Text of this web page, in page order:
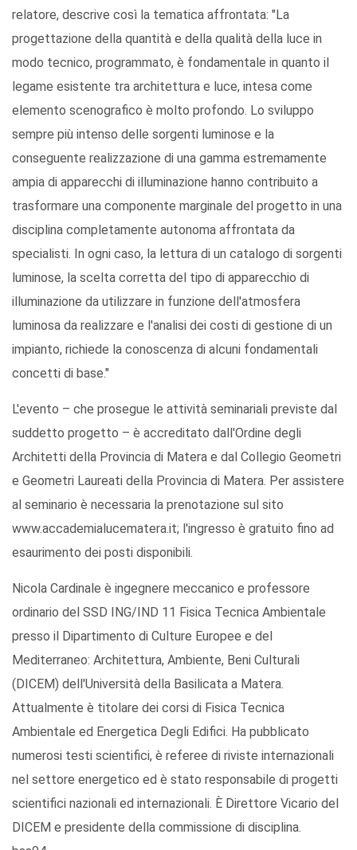
relatore, descrive così la tematica affrontata: "La
progettazione della quantità e della qualità della luce in
modo tecnico, programmato, è fondamentale in quanto il
legame esistente tra architettura e luce, intesa come
elemento scenografico è molto profondo. Lo sviluppo
sempre più intenso delle sorgenti luminose e la
conseguente realizzazione di una gamma estremamente
ampia di apparecchi di illuminazione hanno contribuito a
trasformare una componente marginale del progetto in una
disciplina completamente autonoma affrontata da
specialisti. In ogni caso, la lettura di un catalogo di sorgenti
luminose, la scelta corretta del tipo di apparecchio di
illuminazione da utilizzare in funzione dell'atmosfera
luminosa da realizzare e l'analisi dei costi di gestione di un
impianto, richiede la conoscenza di alcuni fondamentali
concetti di base."
L'evento – che prosegue le attività seminariali previste dal
suddetto progetto – è accreditato dall'Ordine degli
Architetti della Provincia di Matera e dal Collegio Geometri
e Geometri Laureati della Provincia di Matera. Per assistere
al seminario è necessaria la prenotazione sul sito
www.accademialucematera.it; l'ingresso è gratuito fino ad
esaurimento dei posti disponibili.
Nicola Cardinale è ingegnere meccanico e professore
ordinario del SSD ING/IND 11 Fisica Tecnica Ambientale
presso il Dipartimento di Culture Europee e del
Mediterraneo: Architettura, Ambiente, Beni Culturali
(DICEM) dell'Università della Basilicata a Matera.
Attualmente è titolare dei corsi di Fisica Tecnica
Ambientale ed Energetica Degli Edifici. Ha pubblicato
numerosi testi scientifici, è referee di riviste internazionali
nel settore energetico ed è stato responsabile di progetti
scientifici nazionali ed internazionali. È Direttore Vicario del
DICEM e presidente della commissione di disciplina.